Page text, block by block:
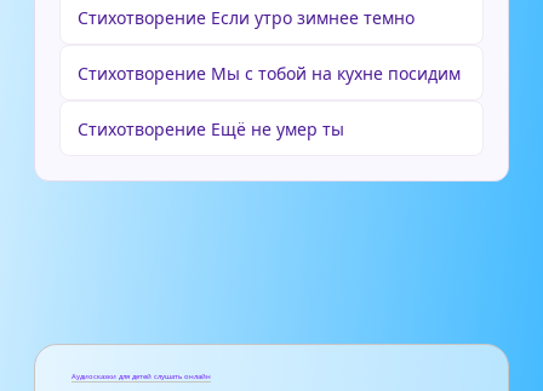
Стихотворение Если утро зимнее темно
Стихотворение Мы с тобой на кухне посидим
Стихотворение Ещё не умер ты
Аудиосказки для детей слушать онлайн